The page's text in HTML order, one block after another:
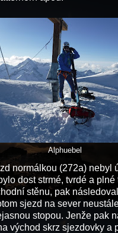
Alphuebel
normálkou (272a) nebyl
dost strmé, tvrdé a
stěnu, pak
sjezd na sever
stopou. Jenže pak
východ skrz sjezdovky a